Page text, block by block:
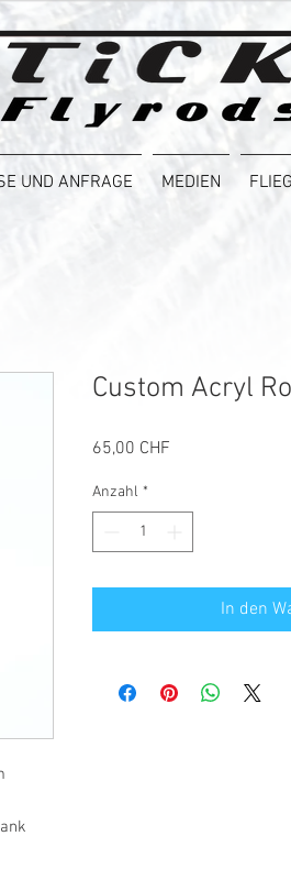
UND ANFRAGE MEDIEN
Custom Acryl
65,00 CHF
Anzahl *
In den